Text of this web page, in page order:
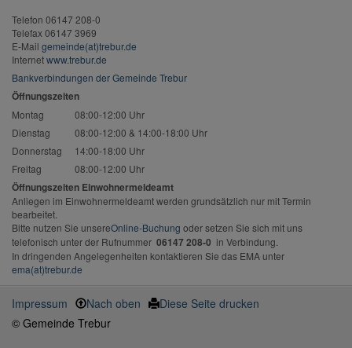
Telefon 06147 208-0
Telefax 06147 3969
E-Mail gemeinde(at)trebur.de
Internetwww.trebur.de
Bankverbindungen der Gemeinde Trebur
Öffnungszeiten
Montag
08:00-12:00 Uhr
Dienstag
08:00-12:00 & 14:00-18:00 Uhr
Donnerstag
14:00-18:00 Uhr
Freitag
08:00-12:00 Uhr
Öffnungszeiten Einwohnermeldeamt
Anliegen im Einwohnermeldeamt werden grundsätzlich nur mit Termin
bearbeitet.
Bitte nutzen Sie unsereOnline-Buchung oder setzen Sie sich mit uns
telefonisch unter der Rufnummer 06147 208-0 in Verbindung.
In dringenden Angelegenheiten kontaktieren Sie das EMA unter
ema(at)trebur.de
Impressum Nach oben
Diese Seite drucken
© Gemeinde Trebur